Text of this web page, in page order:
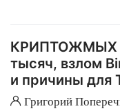
КРИПТОЖМЫХ /
тысяч, взлом
и причины для
Григорий